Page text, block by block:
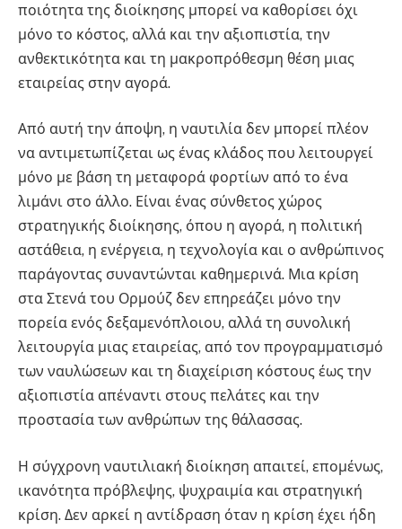
ποιότητα της διοίκησης μπορεί να καθορίσει όχι
μόνο το κόστος, αλλά και την αξιοπιστία, την
ανθεκτικότητα και τη μακροπρόθεσμη θέση μιας
εταιρείας στην αγορά.
Από αυτή την άποψη, η ναυτιλία δεν μπορεί πλέον
να αντιμετωπίζεται ως ένας κλάδος που λειτουργεί
μόνο με βάση τη μεταφορά φορτίων από το ένα
λιμάνι στο άλλο. Είναι ένας σύνθετος χώρος
στρατηγικής διοίκησης, όπου η αγορά, η πολιτική
αστάθεια, η ενέργεια, η τεχνολογία και ο ανθρώπινος
παράγοντας συναντώνται καθημερινά. Μια κρίση
στα Στενά του Ορμούζ δεν επηρεάζει μόνο την
πορεία ενός δεξαμενόπλοιου, αλλά τη συνολική
λειτουργία μιας εταιρείας, από τον προγραμματισμό
των ναυλώσεων και τη διαχείριση κόστους έως την
αξιοπιστία απέναντι στους πελάτες και την
προστασία των ανθρώπων της θάλασσας.
Η σύγχρονη ναυτιλιακή διοίκηση απαιτεί, επομένως,
ικανότητα πρόβλεψης, ψυχραιμία και στρατηγική
κρίση. Δεν αρκεί η αντίδραση όταν η κρίση έχει ήδη